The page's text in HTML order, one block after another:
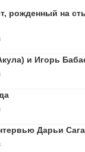
рожденный на
и Игорь
Дарьи